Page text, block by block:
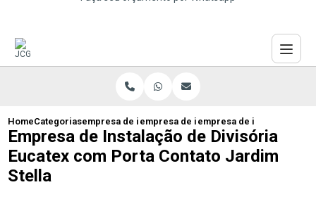
HomeCategoriasempresa de instalacao de eucatex
empresa de instalacao de divisoria
empresa de instalacao de
Empresa de Instalação de Divisória
Eucatex com Porta Contato Jardim
Stella